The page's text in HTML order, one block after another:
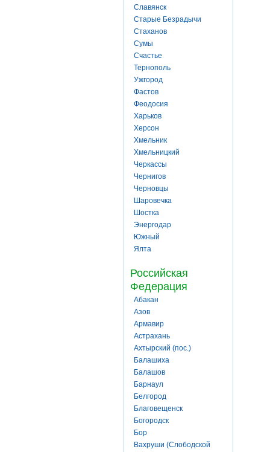
Славянск
Старые Безрадычи
Стаханов
Сумы
Счастье
Тернополь
Ужгород
Фастов
Феодосия
Харьков
Херсон
Хмельник
Хмельницкий
Черкассы
Чернигов
Черновцы
Шаровечка
Шостка
Энергодар
Южный
Ялта
Российская
Федерация
Абакан
Азов
Армавир
Астрахань
Ахтырский (пос.)
Балашиха
Балашов
Барнаул
Белгород
Благовещенск
Богородск
Бор
Вахруши (Слободской